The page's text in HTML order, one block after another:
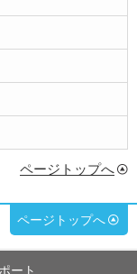
ページトップへ
ページトップへ
ート